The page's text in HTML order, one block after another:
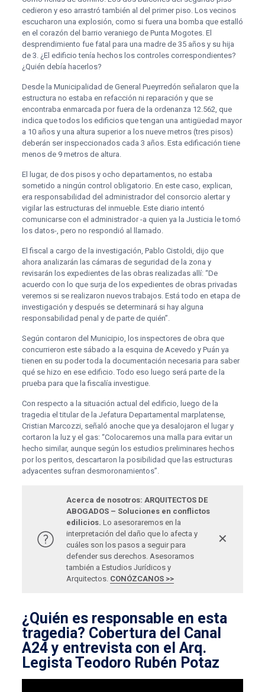
cedieron y eso arrastró también al del primer piso. Los vecinos
escucharon una explosión, como si fuera una bomba que estalló
en el corazón del barrio veraniego de Punta Mogotes. El
desprendimiento fue fatal para una madre de 35 años y su hija
de 3. ¿El edificio tenía hechos los controles correspondientes?
¿Quién debía hacerlos?
Desde la Municipalidad de General Pueyrredón señalaron que la
estructura no estaba en refacción ni reparación y que se
encontraba enmarcada por fuera de la ordenanza 12.562, que
indica que todos los edificios que tengan una antigüedad mayor
a 10 años y una altura superior a los nueve metros (tres pisos)
deberán ser inspeccionados cada 3 años. Esta edificación tiene
menos de 9 metros de altura.
El lugar, de dos pisos y ocho departamentos, no estaba
sometido a ningún control obligatorio. En este caso, explican,
era responsabilidad del administrador del consorcio alertar y
vigilar las estructuras del inmueble. Este diario intentó
comunicarse con el administrador -a quien ya la Justicia le tomó
los datos-, pero no respondió al llamado.
El fiscal a cargo de la investigación, Pablo Cistoldi, dijo que
ahora analizarán las cámaras de seguridad de la zona y
revisarán los expedientes de las obras realizadas allí: “De
acuerdo con lo que surja de los expedientes de obras privadas
veremos si se realizaron nuevos trabajos. Está todo en etapa de
investigación y después se determinará si hay alguna
responsabilidad penal y de parte de quién”.
Según contaron del Municipio, los inspectores de obra que
concurrieron este sábado a la esquina de Acevedo y Puán ya
tienen en su poder toda la documentación necesaria para saber
qué se hizo en ese edificio. Todo eso luego será parte de la
prueba para que la fiscalía investigue.
Con respecto a la situación actual del edificio, luego de la
tragedia el titular de la Jefatura Departamental marplatense,
Cristian Marcozzi, señaló anoche que ya desalojaron el lugar y
cortaron la luz y el gas: “Colocaremos una malla para evitar un
hecho similar, aunque según los estudios preliminares hechos
por los peritos, descartaron la posibilidad que las estructuras
adyacentes sufran desmoronamientos”.
Acerca de nosotros: ARQUITECTOS DE
ABOGADOS – Soluciones en conflictos
edilicios. Lo asesoraremos en la
interpretación del daño que lo afecta y
cuáles son los pasos a seguir para
defender sus derechos. Asesoramos
también a Estudios Jurídicos y
Arquitectos. CONÓZCANOS >>
✕
¿Quién es responsable en esta
tragedia? Cobertura del Canal
A24 y entrevista con el Arq.
Legista Teodoro Rubén Potaz